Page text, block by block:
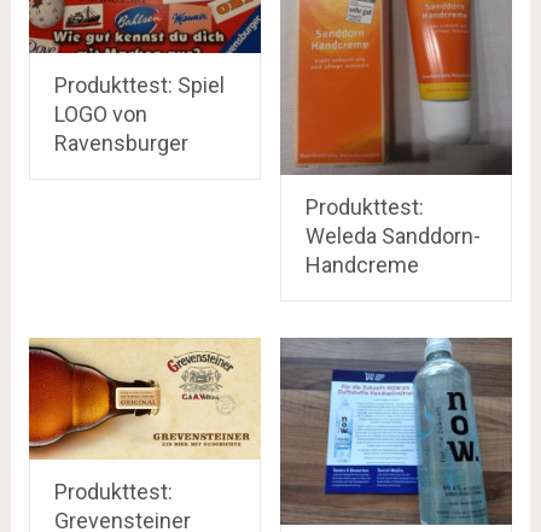
Produkttest: Spiel
LOGO von
Ravensburger
Produkttest:
Weleda Sanddorn-
Handcreme
Produkttest:
Grevensteiner